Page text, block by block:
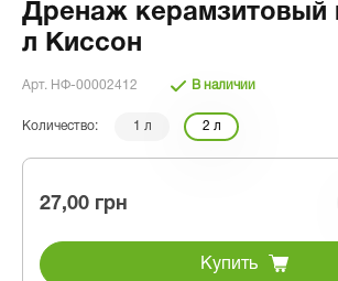
Дренаж керамзитовый
л Киссон
Арт. НФ-00002412 В наличии
Количество: 1 л 2 л
27,00 грн
Купить